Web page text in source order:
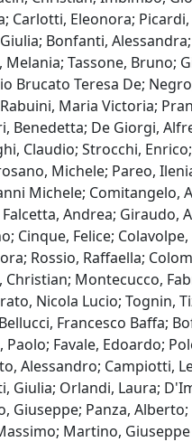
Carlotti, Eleonora;
Bonfanti,
Tassone, Bruno;
Brucato Teresa De;
Maria Victoria;
Benedetta; De Giorgi,
Claudio; Strocchi,
Michele; Pareo,
Michele; Comitangelo,
Andrea; Giraudo,
Cinque, Felice; Colavolpe,
Rossio, Raffaella;
Christian; Montecucco,
Nicola Lucio; Tognin,
Francesco Baffa;
Favale, Edoardo;
Alessandro; Campiotti,
Giulia; Orlandi, Laura;
Giuseppe; Panza,
Martino,